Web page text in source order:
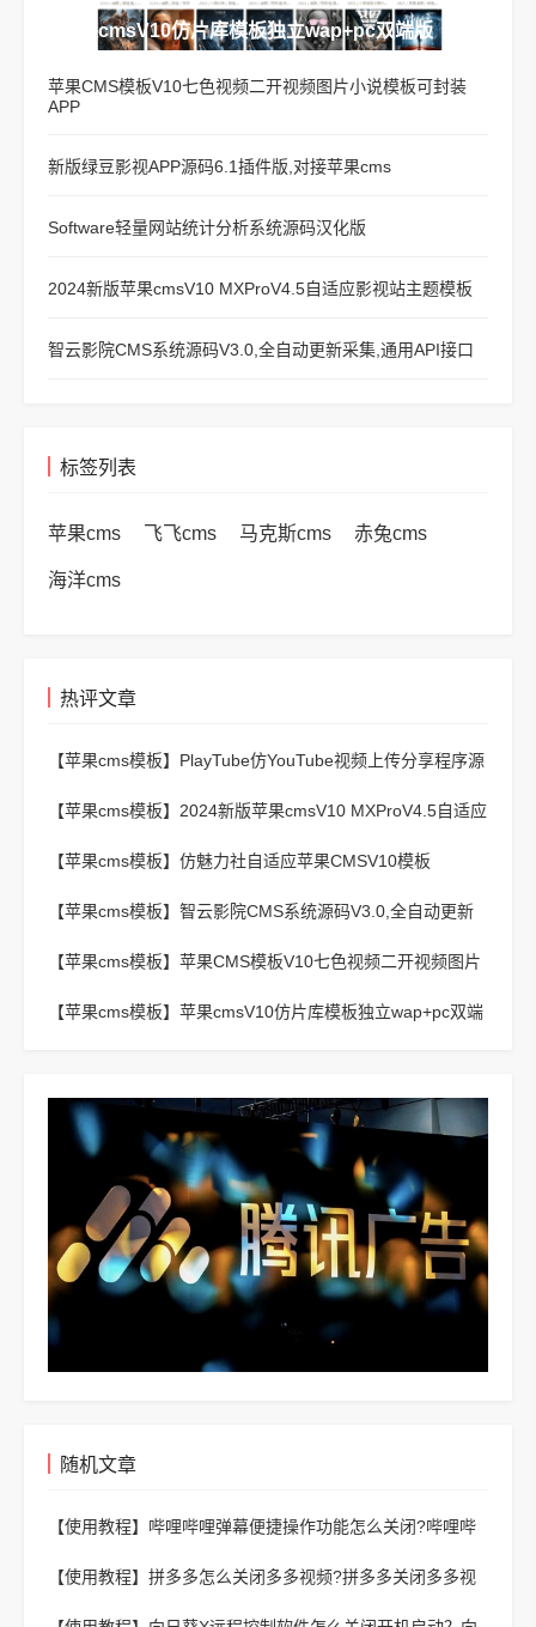
苹果cmsV10仿片库模板独立wap+pc双端版
苹果CMS模板V10七色视频二开视频图片小说模板可封装
APP
新版绿豆影视APP源码6.1插件版,对接苹果cms
Software轻量网站统计分析系统源码汉化版
2024新版苹果cmsV10 MXProV4.5自适应影视站主题模板
智云影院CMS系统源码V3.0,全自动更新采集,通用API接口
标签列表
苹果cms 飞飞cms 马克斯cms 赤兔cms
海洋cms
热评文章
【苹果cms模板】 PlayTube仿YouTube视频上传分享程序源
【苹果cms模板】 2024新版苹果cmsV10 MXProV4.5自适应
【苹果cms模板】 仿魅力社自适应苹果CMSV10模板
【苹果cms模板】 智云影院CMS系统源码V3.0,全自动更新
【苹果cms模板】 苹果CMS模板V10七色视频二开视频图片
【苹果cms模板】 苹果cmsV10仿片库模板独立wap+pc双端
随机文章
【使用教程】 哔哩哔哩弹幕便捷操作功能怎么关闭?哔哩哔
【使用教程】 拼多多怎么关闭多多视频?拼多多关闭多多视